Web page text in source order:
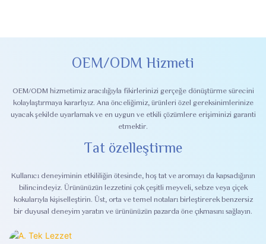
OEM/ODM Hizmeti
OEM/ODM hizmetimiz aracılığıyla fikirlerinizi gerçeğe dönüştürme sürecini
kolaylaştırmaya kararlıyız. Ana önceliğimiz, ürünleri özel gereksinimlerinize
uyacak şekilde uyarlamak ve en uygun ve etkili çözümlere erişiminizi garanti
etmektir.
Tat özelleştirme
Kullanıcı deneyiminin etkililiğin ötesinde, hoş tat ve aromayı da kapsadığının
bilincindeyiz. Ürününüzün lezzetini çok çeşitli meyveli, sebze veya çiçek
kokularıyla kişiselleştirin. Üst, orta ve temel notaları birleştirerek benzersiz
bir duyusal deneyim yaratın ve ürününüzün pazarda öne çıkmasını sağlayın.